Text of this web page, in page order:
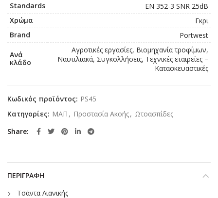
Standards
EN 352-3 SNR 25dB
Χρώμα
Γκρι
Brand
Portwest
Ανά
κλάδο
Αγροτικές εργασίες, Βιομηχανία τροφίμων,
Ναυτιλιακά, Συγκολλήσεις, Τεχνικές εταιρείες –
Κατασκευαστικές
Κωδικός προϊόντος: PS45
Κατηγορίες: ΜΑΠ , Προστασία Ακοής, Ωτοασπίδες
Share
ΠΕΡΙΓΡΑΦΉ
Τσάντα Λιανικής